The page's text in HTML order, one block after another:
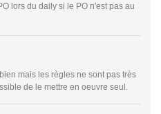
lors du daily si le PO n'est pas au
mais les règles ne sont pas très
de le mettre en oeuvre seul.